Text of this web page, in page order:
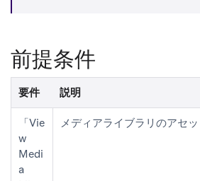
前提条件
要件 説明
「Vie
w
Medi
a
メディアライブラリのアセ